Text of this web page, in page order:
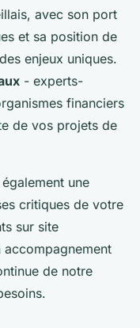
avec son port
et sa position de
enjeux uniques.
- experts-
financiers
de vos projets de
une
critiques de votre
sur site
de notre